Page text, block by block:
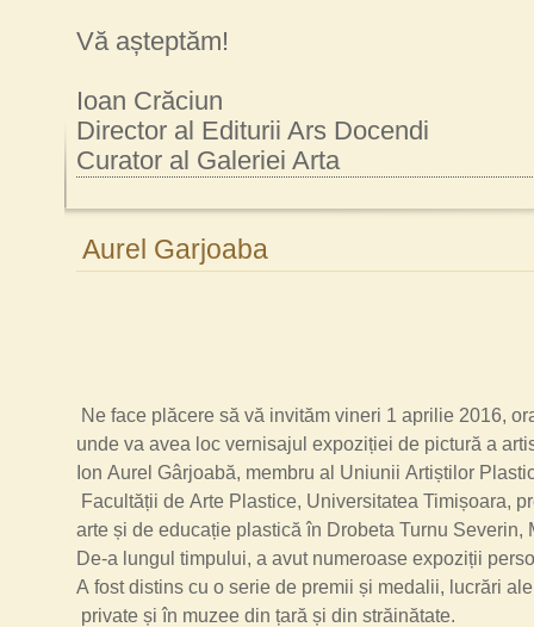
Vă așteptăm!
Ioan Crăciun
Director al Editurii Ars Docendi
Curator al Galeriei Arta
Aurel Garjoaba
Ne face plăcere să vă invităm vineri 1 aprilie 2016,
unde va avea loc vernisajul expoziției de pictură a
Ion Aurel Gârjoabă, membru al Uniunii Artiștilor
Facultății de Arte Plastice, Universitatea Timișoara,
arte și de educație plastică în Drobeta Turnu
De-a lungul timpului, a avut numeroase expoziții
A fost distins cu o serie de premii și medalii, lucrări
private și în muzee din țară și din străinătate.